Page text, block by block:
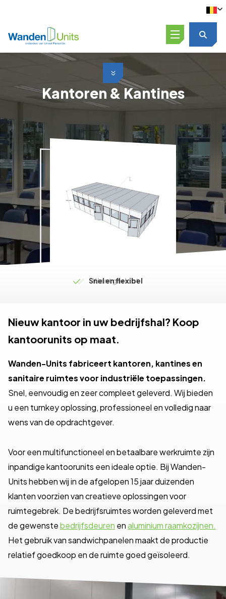
Open menu
Kantoren & Kantines
Scroll naar beneden
Levering op maat
Snel en flexibel
Klantgericht
Nieuw kantoor in uw bedrijfshal? Koop
kantoorunits op maat.
Wanden-Units fabriceert kantoren, kantines en
sanitaire ruimtes voor industriële toepassingen.
Snel, eenvoudig en zeer compleet geleverd. Wij bieden
u een turnkey oplossing, professioneel en volledig naar
wens van de opdrachtgever.
Voor een multifunctioneel en betaalbare werkruimte zijn
inpandige kantoorunits een ideale optie. Bij Wanden-
Units hebben wij in de afgelopen 15 jaar duizenden
klanten voorzien van creatieve oplossingen voor
ruimtegebrek. De bedrijfsruimtes worden geleverd met
de gewenstebedrijfsdeuren enaluminium raamkozijnen.
Het gebruik van sandwichpanelen maakt de productie
relatief goedkoop en de ruimte goed geïsoleerd.